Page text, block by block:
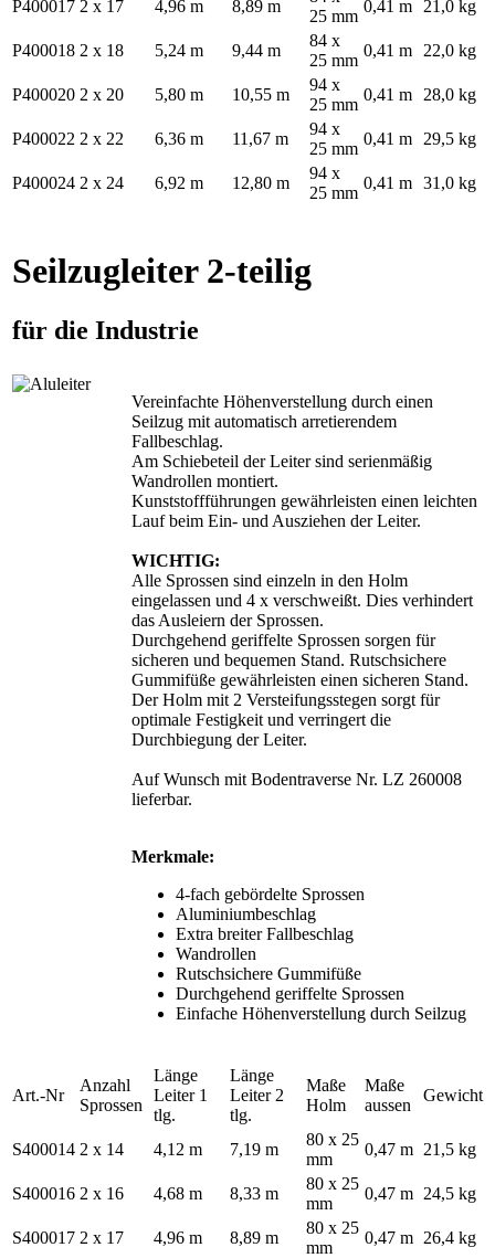
P400017 2 x 17 4,96 m 8,89 m
25 mm
0,41 m 21,0 kg
P400018 2 x 18 5,24 m 9,44 m
84 x
25 mm
0,41 m 22,0 kg
P400020 2 x 20 5,80 m 10,55 m
94 x
25 mm
0,41 m 28,0 kg
P400022 2 x 22 6,36 m 11,67 m
94 x
25 mm
0,41 m 29,5 kg
P400024 2 x 24 6,92 m 12,80 m
94 x
25 mm
0,41 m 31,0 kg
Seilzugleiter 2-teilig
für die Industrie
Vereinfachte Höhenverstellung durch einen
Seilzug mit automatisch arretierendem
Fallbeschlag.
Am Schiebeteil der Leiter sind serienmäßig
Wandrollen montiert.
Kunststoffführungen gewährleisten einen leichten
Lauf beim Ein- und Ausziehen der Leiter.
WICHTIG:
Alle Sprossen sind einzeln in den Holm
eingelassen und 4 x verschweißt. Dies verhindert
das Ausleiern der Sprossen.
Durchgehend geriffelte Sprossen sorgen für
sicheren und bequemen Stand. Rutschsichere
Gummifüße gewährleisten einen sicheren Stand.
Der Holm mit 2 Versteifungsstegen sorgt für
optimale Festigkeit und verringert die
Durchbiegung der Leiter.
Auf Wunsch mit Bodentraverse Nr. LZ 260008
lieferbar.
Merkmale:
4-fach gebördelte Sprossen
Aluminiumbeschlag
Extra breiter Fallbeschlag
Wandrollen
Rutschsichere Gummifüße
Durchgehend geriffelte Sprossen
Einfache Höhenverstellung durch Seilzug
Art.-Nr
Anzahl
Sprossen
Länge
Leiter 1
tlg.
Länge
Leiter 2
tlg.
Maße
Holm
Maße
aussen
Gewicht
S400014 2 x 14 4,12 m 7,19 m
80 x 25
mm
0,47 m 21,5 kg
S400016 2 x 16 4,68 m 8,33 m
80 x 25
mm
0,47 m 24,5 kg
S400017 2 x 17 4,96 m 8,89 m
80 x 25
mm
0,47 m 26,4 kg